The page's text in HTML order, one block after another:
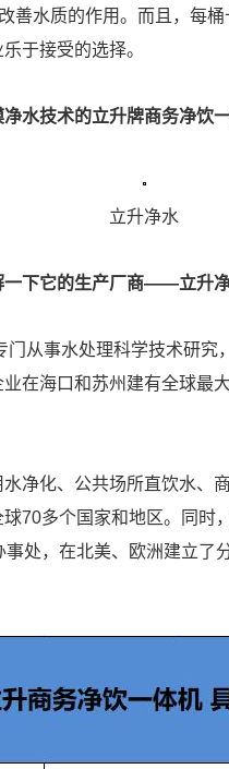
善水质的作用。而且，每
于接受的选择。
水技术的立升牌商务净饮一
立升净水
下它的生产厂商——立升净
从事水处理科学技术研究
在海口和苏州建有全球最
净化、公共场所直饮水、
70多个国家和地区。同时
处，在北美、欧洲建立了